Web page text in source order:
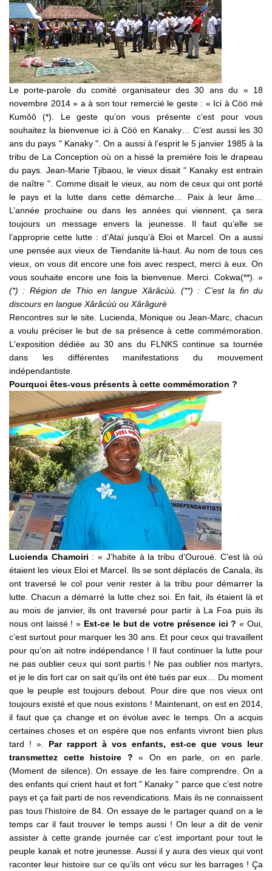
Le porte-parole du comité organisateur des 30 ans du « 18
novembre 2014 » a à son tour remercié le geste : « Ici à Cöö mè
Kumôô (*). Le geste qu’on vous présente c’est pour vous
souhaitez la bienvenue ici à Cöö en Kanaky… C’est aussi les 30
ans du pays " Kanaky ". On a aussi à l’esprit le 5 janvier 1985 à la
tribu de La Conception où on a hissé la première fois le drapeau
du pays. Jean-Marie Tjibaou, le vieux disait " Kanaky est entrain
de naître ". Comme disait le vieux, au nom de ceux qui ont porté
le pays et la lutte dans cette démarche… Paix à leur âme…
L’année prochaine ou dans les années qui viennent, ça sera
toujours un message envers la jeunesse. Il faut qu’elle se
l’approprie cette lutte : d’Ataï jusqu’à Eloi et Marcel. On a aussi
une pensée aux vieux de Tiendanite là-haut. Au nom de tous ces
vieux, on vous dit encore une fois avec respect, merci à eux. On
vous souhaite encore une fois la bienvenue. Merci. Cokwa(**). »
(*) : Région de Thio en langue Xârâcùù. (**) : C’est la fin du
discours en langue Xârâcùù ou Xârâgurè
Rencontres sur le site. Lucienda, Monique ou Jean-Marc, chacun
a voulu préciser le but de sa présence à cette commémoration.
L'exposition dédiée au 30 ans du FLNKS continue sa tournée
dans les différentes manifestations du mouvement
indépendantiste.
Pourquoi êtes-vous présents à cette commémoration ?
Lucienda Chamoiri : « J’habite à la tribu d’Ouroué. C’est là où
étaient les vieux Eloi et Marcel. Ils se sont déplacés de Canala, ils
ont traversé le col pour venir rester à la tribu pour démarrer la
lutte. Chacun a démarré la lutte chez soi. En fait, ils étaient là et
au mois de janvier, ils ont traversé pour partir à La Foa puis ils
nous ont laissé ! » Est-ce le but de votre présence ici ? « Oui,
c’est surtout pour marquer les 30 ans. Et pour ceux qui travaillent
pour qu’on ait notre indépendance ! Il faut continuer la lutte pour
ne pas oublier ceux qui sont partis ! Ne pas oublier nos martyrs,
et je le dis fort car on sait qu’ils ont été tués par eux… Du moment
que le peuple est toujours debout. Pour dire que nos vieux ont
toujours existé et que nous existons ! Maintenant, on est en 2014,
il faut que ça change et on évolue avec le temps. On a acquis
certaines choses et on espère que nos enfants vivront bien plus
tard ! ». Par rapport à vos enfants, est-ce que vous leur
transmettez cette histoire ?« On en parle, on en parle.
(Moment de silence). On essaye de les faire comprendre. On a
des enfants qui crient haut et fort " Kanaky " parce que c’est notre
pays et ça fait parti de nos revendications. Mais ils ne connaissent
pas tous l’histoire de 84. On essaye de le partager quand on a le
temps car il faut trouver le temps aussi ! On leur a dit de venir
assister à cette grande journée car c’est important pour tout le
peuple kanak et notre jeunesse. Aussi il y aura des vieux qui vont
raconter leur histoire sur ce qu’ils ont vécu sur les barrages ! Ça